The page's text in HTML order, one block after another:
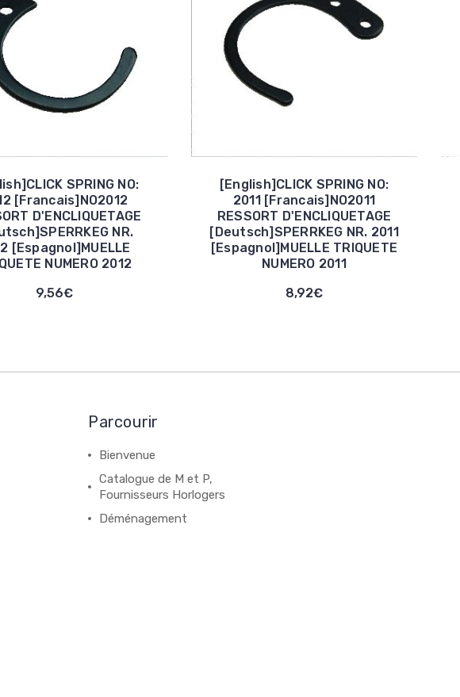
SPRING NO:
[Francais]NO2012
D'ENCLIQUETAGE
NR.
[Espagnol]MUELLE
NUMERO 2012
9,56€
[English]CLICK SPRING NO:
2011 [Francais]NO2011
RESSORT D'ENCLIQUETAGE
[Deutsch]SPERRKEG NR. 2011
[Espagnol]MUELLE TRIQUETE
NUMERO 2011
8,92€
Parcourir
Bienvenue
Catalogue de M et P,
Fournisseurs Horlogers
Déménagement